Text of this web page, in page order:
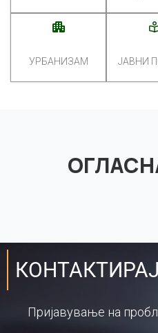
УРБАНИЗАМ ЈАВНИ
Пријавување на